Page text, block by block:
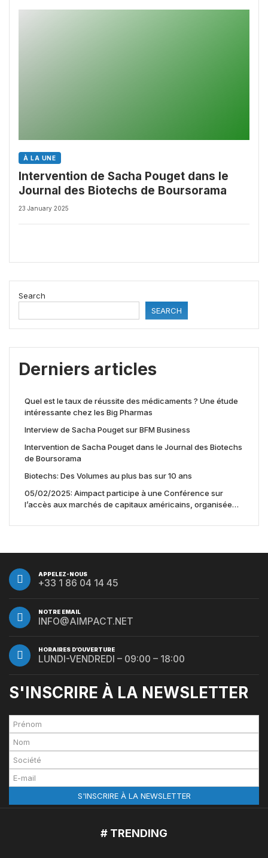
À LA UNE
Intervention de Sacha Pouget dans le
Journal des Biotechs de Boursorama
23 January 2025
Search
SEARCH
Derniers articles
Quel est le taux de réussite des médicaments ? Une étude
intéressante chez les Big Pharmas
Interview de Sacha Pouget sur BFM Business
Intervention de Sacha Pouget dans le Journal des Biotechs
de Boursorama
Biotechs: Des Volumes au plus bas sur 10 ans
05/02/2025: Aimpact participe à une Conférence sur
l’accès aux marchés de capitaux américains, organisée
APPELEZ-NOUS
+33 1 86 04 14 45
NOTRE EMAIL
INFO@AIMPACT.NET
HORAIRES D’OUVERTURE
LUNDI-VENDREDI – 09:00 – 18:00
S'INSCRIRE À LA NEWSLETTER
# TRENDING